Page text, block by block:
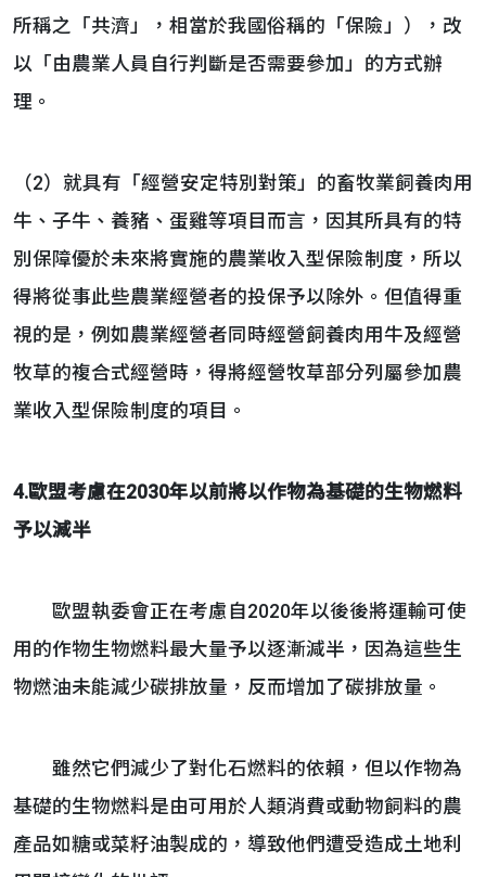
所稱之「共濟」，相當於我國俗稱的「保險」），改
以「由農業人員自行判斷是否需要參加」的方式辦
理。
（2）就具有「經營安定特別對策」的畜牧業飼養肉用
牛、子牛、養豬、蛋雞等項目而言，因其所具有的特
別保障優於未來將實施的農業收入型保險制度，所以
得將從事此些農業經營者的投保予以除外。但值得重
視的是，例如農業經營者同時經營飼養肉用牛及經營
牧草的複合式經營時，得將經營牧草部分列屬參加農
業收入型保險制度的項目。
4.歐盟考慮在2030年以前將以作物為基礎的生物燃料
予以減半
歐盟執委會正在考慮自2020年以後後將運輸可使
用的作物生物燃料最大量予以逐漸減半，因為這些生
物燃油未能減少碳排放量，反而增加了碳排放量。
雖然它們減少了對化石燃料的依賴，但以作物為
基礎的生物燃料是由可用於人類消費或動物飼料的農
產品如糖或菜籽油製成的，導致他們遭受造成土地利